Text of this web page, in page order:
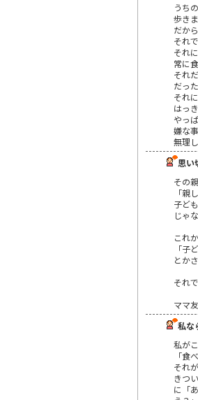
うち
歩き
だか
それ
それ
常に
それ
だっ
それ
はっ
やっ
嫌な
無理
思い
その
「親
子ど
じゃ
これ
「子
とか
それ
ママ
私な
私が
「食
それ
きつ
に「